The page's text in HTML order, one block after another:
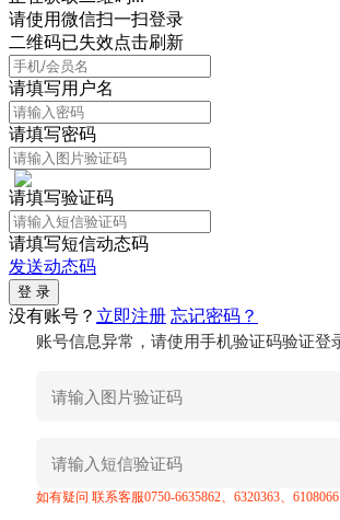
请使用微信扫一扫登录
二维码已失效点击刷新
请填写用户名
请填写密码
请填写验证码
请填写短信动态码
发送动态码
没有账号？ 立即注册 忘记密码？
账号信息异常，请使用手机验证码验证登
如有疑问 联系客服0750-6635862、6320363、